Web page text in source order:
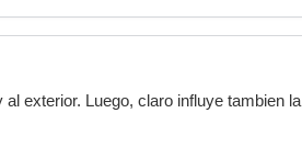
exterior. Luego, claro influye tambien la